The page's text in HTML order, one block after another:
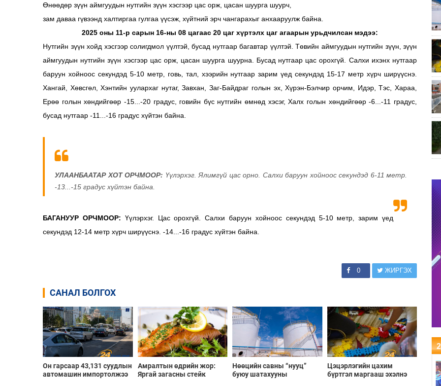
Өнөөдөр зүүн аймгуудын нутгийн зүүн хэсгээр цас орж, цасан шуурга шуурч,
зам даваа гүвээнд халтиргаа гулгаа үүсэж, хүйтний эрч чангарахыг анхааруулж байна.
2025 оны 11-р сарын 16-ны 08 цагаас 20 цаг хүртэлх цаг агаарын урьдчилсан мэдээ:
Нутгийн зүүн хойд хэсгээр солигдмол үүлтэй, бусад нутгаар багавтар үүлтэй. Төвийн аймгуудын нутгийн зүүн, зүүн
аймгуудын нутгийн зүүн хэсгээр цас орж, цасан шуурга шуурна. Бусад нутгаар цас орохгүй. Салхи ихэнх нутгаар
баруун хойноос секундэд 5-10 метр, говь, тал, хээрийн нутгаар зарим үед секундэд 15-17 метр хүрч ширүүснэ.
Хангай, Хөвсгөл, Хэнтийн уулархаг нутаг, Завхан, Заг-Байдраг голын эх, Хүрэн-Бэлчир орчим, Идэр, Тэс, Хараа,
Ерөө голын хөндийгөөр -15...-20 градус, говийн бүс нутгийн өмнөд хэсэг, Халх голын хөндийгөөр -6...-11 градус,
бусад нутгаар -11...-16 градус хүйтэн байна.
УЛААНБААТАР ХОТ ОРЧМООР: Үүлэрхэг. Ялимгүй цас орно. Салхи баруун хойноос секундэд 6-11 метр.
-13...-15 градус хүйтэн байна.
БАГАНУУР ОРЧМООР: Үүлэрхэг. Цас орохгүй. Салхи баруун хойноос секундэд 5-10 метр, зарим үед
секундэд 12-14 метр хүрч ширүүснэ. -14...-16 градус хүйтэн байна.
0 ЖИРГЭХ
САНАЛ БОЛГОХ
Он гарсаар 43,131 суудлын
автомашин импортолжээ
Амралтын өдрийн жор:
Яргай загасны стейк
Нөөцийн савны “нууц”
буюу шатахууны
Цэцэрлэгийн цахим
бүртгэл маргааш эхэлнэ